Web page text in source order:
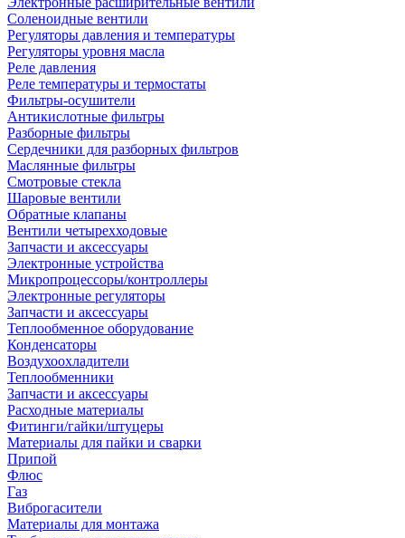
Соленоидные вентили
Регуляторы давления и температуры
Регуляторы уровня масла
Реле давления
Реле температуры и термостаты
Фильтры-осушители
Антикислотные фильтры
Разборные фильтры
Сердечники для разборных фильтров
Маслянные фильтры
Смотровые стекла
Шаровые вентили
Обратные клапаны
Вентили четырехходовые
Запчасти и аксессуары
Электронные устройства
Микропроцессоры/контроллеры
Электронные регуляторы
Запчасти и аксессуары
Теплообменное оборудование
Конденсаторы
Воздухоохладители
Теплообменники
Запчасти и аксессуары
Расходные материалы
Фитинги/гайки/штуцеры
Материалы для пайки и сварки
Припой
Флюс
Газ
Виброгасители
Материалы для монтажа